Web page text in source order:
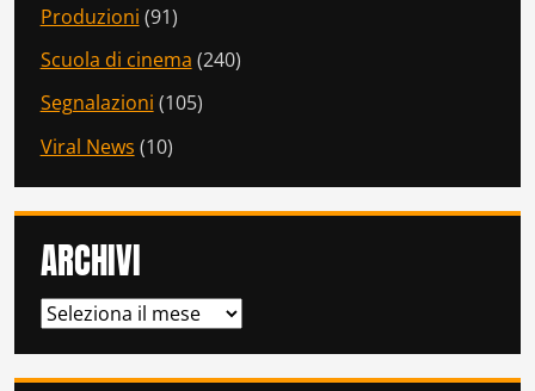
Produzioni (91)
Scuola di cinema (240)
Segnalazioni (105)
Viral News (10)
ARCHIVI
ARCHIVI